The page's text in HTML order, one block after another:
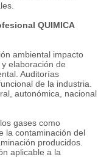
QUIMICA
ambiental impacto
elaboración de
Auditorías
de la industria.
autonómica, nacional
gases como
la contaminación del
producidos.
aplicable a la